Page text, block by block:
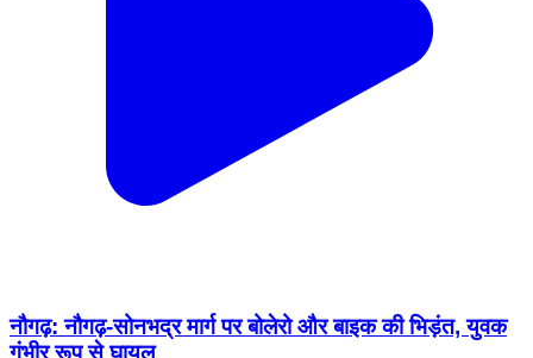
नौगढ़: नौगढ़-सोनभद्र मार्ग पर बोलेरो और बाइक की भिड़ंत, युवक
गंभीर रूप से घायल